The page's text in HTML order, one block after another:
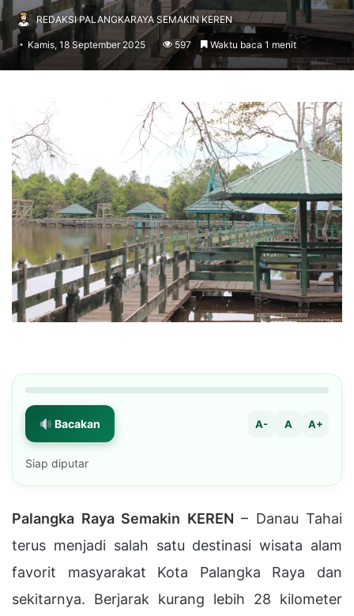
REDAKSI PALANGKARAYA SEMAKIN KEREN
Kamis, 18 September 2025 597 Waktu baca 1 menit
Bacakan A- A A+
Siap diputar
Palangka Raya Semakin KEREN – Danau Tahai
terus menjadi salah satu destinasi wisata alam
favorit masyarakat Kota Palangka Raya dan
sekitarnya. Berjarak kurang lebih 28 kilometer